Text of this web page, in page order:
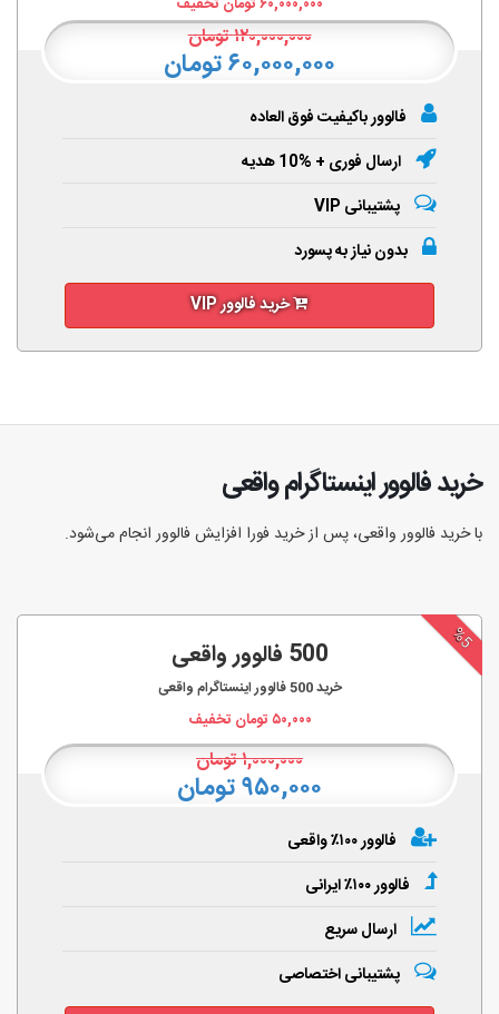
۶۰,۰۰۰,۰۰۰تومان تخفیف
۱۲۰,۰۰۰,۰۰۰تومان
۶۰,۰۰۰,۰۰۰ تومان
فالوور باکیفیت فوق العاده
ارسال فوری + %10 هدیه
پشتیبانی VIP
بدون نیاز به پسورد
خرید فالوور VIP
خرید فالوور اینستاگرام واقعی
با خرید فالوور واقعی، پس از خرید فورا افزایش فالوور انجام‌ می‌شود.
%5 500 فالوور واقعی
خرید500فالوور اینستاگرام واقعی
۵۰,۰۰۰تومان تخفیف
۱,۰۰۰,۰۰۰تومان
۹۵۰,۰۰۰ تومان
فالوور ۱۰۰٪ واقعی
فالوور ۱۰۰٪ ایرانی
ارسال سریع
پشتیبانی اختصاصی